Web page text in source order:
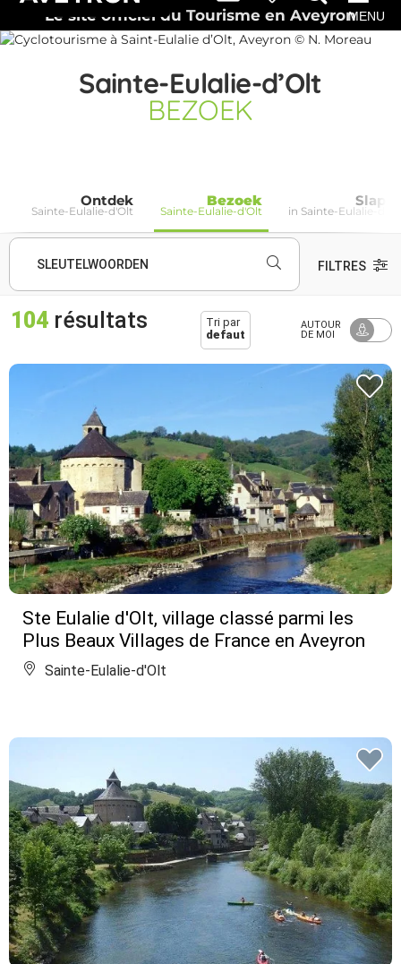
Le site officiel du Tourisme en AveyronMENU
Sainte-Eulalie-d’Olt
BEZOEK
Ontdek
Sainte-Eulalie-d'Olt
Bezoek
Sainte-Eulalie-d'Olt in Sainte-Eulalie-
SLEUTELWOORDEN FILTRES
104 résultats
Tri par
defaut
AUTOUR
DE MOI
Ste Eulalie d'Olt, village classé parmi les
Plus Beaux Villages de France en Aveyron
Sainte-Eulalie-d'Olt